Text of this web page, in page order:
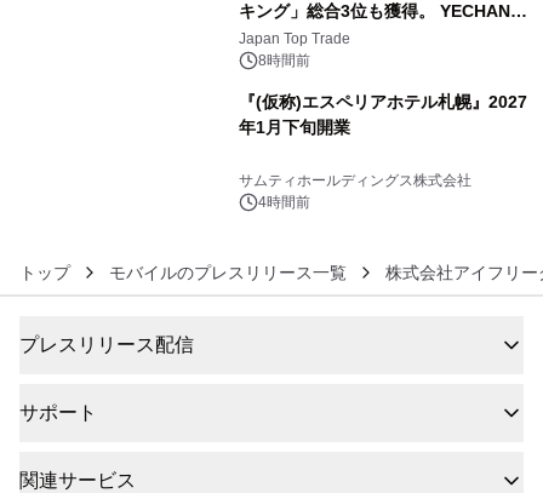
キング」総合3位も獲得。 YECHAN音
浴シンギングボウル第2弾の大型サイ
ズ（XL・2XL・3XL）を先行販売中
Japan Top Trade
8時間前
『(仮称)エスペリアホテル札幌』2027
年1月下旬開業
サムティホールディングス株式会社
4時間前
トップ モバイルのプレスリリース一覧 株式会社アイフリ
プレスリリース配信
サポート
関連サービス